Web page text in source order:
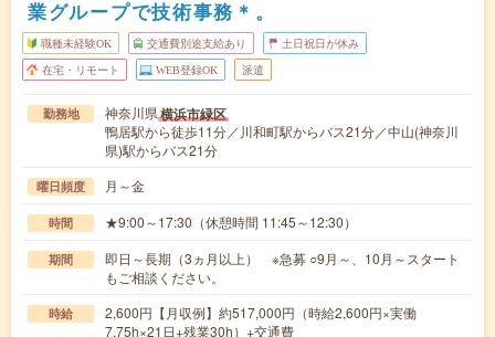
業グループで技術事務＊。
職種未経験OK 交通費別途支給あり 土日祝日が休み
在宅・リモート WEB登録OK 派遣
勤務地 神奈川県横浜市緑区
鴨居駅から徒歩11分／川和町駅からバス21分／中山(神奈川
県)駅からバス21分
曜日頻度 月～金
時間 ★9:00～17:30（休憩時間 11:45～12:30）
期間
即日～長期（3ヵ月以上） ※急募 ○9月～、10月～スタート
もご相談ください。
時給
2,600円【月収例】約517,000円（時給2,600円×実働
7.75h×21日+残業30h）+交通費